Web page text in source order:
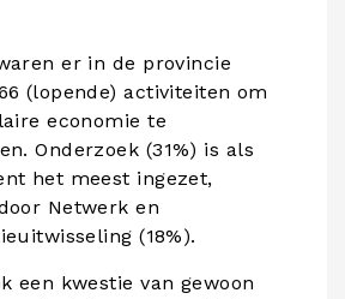
er in de provincie
(lopende) activiteiten om
economie te
Onderzoek (31%) is als
het meest ingezet,
Netwerk en
(18%).
een kwestie van gewoon